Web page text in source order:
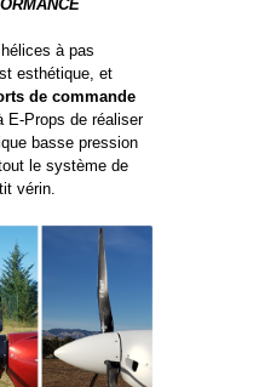
à pas
esthétique, et
de commande
E-Props de réaliser
basse pression
le système de
vérin.